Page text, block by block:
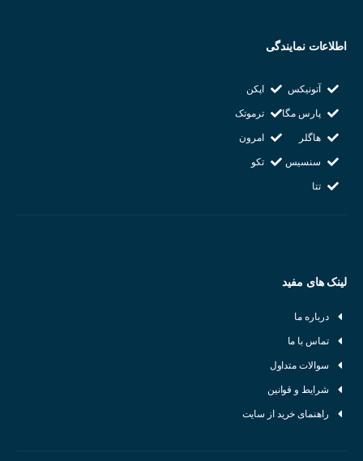
میدان مغناطیسی مورد نظر:
باید میدان مغناطیسی که قرار است اندازه‌گیری شود را به دقت مشخص
کنید.
اطلاعات نمایندگی
آتونیکس
پارس مگا
هاگلر
سنسیس
تتا
اپکن
ترموتک
امرون
تکو
لینک های مفید
درباره ما
تماس با ما
سوالات متداول
شرایط و قوانین
راهنمای خرید از سایت